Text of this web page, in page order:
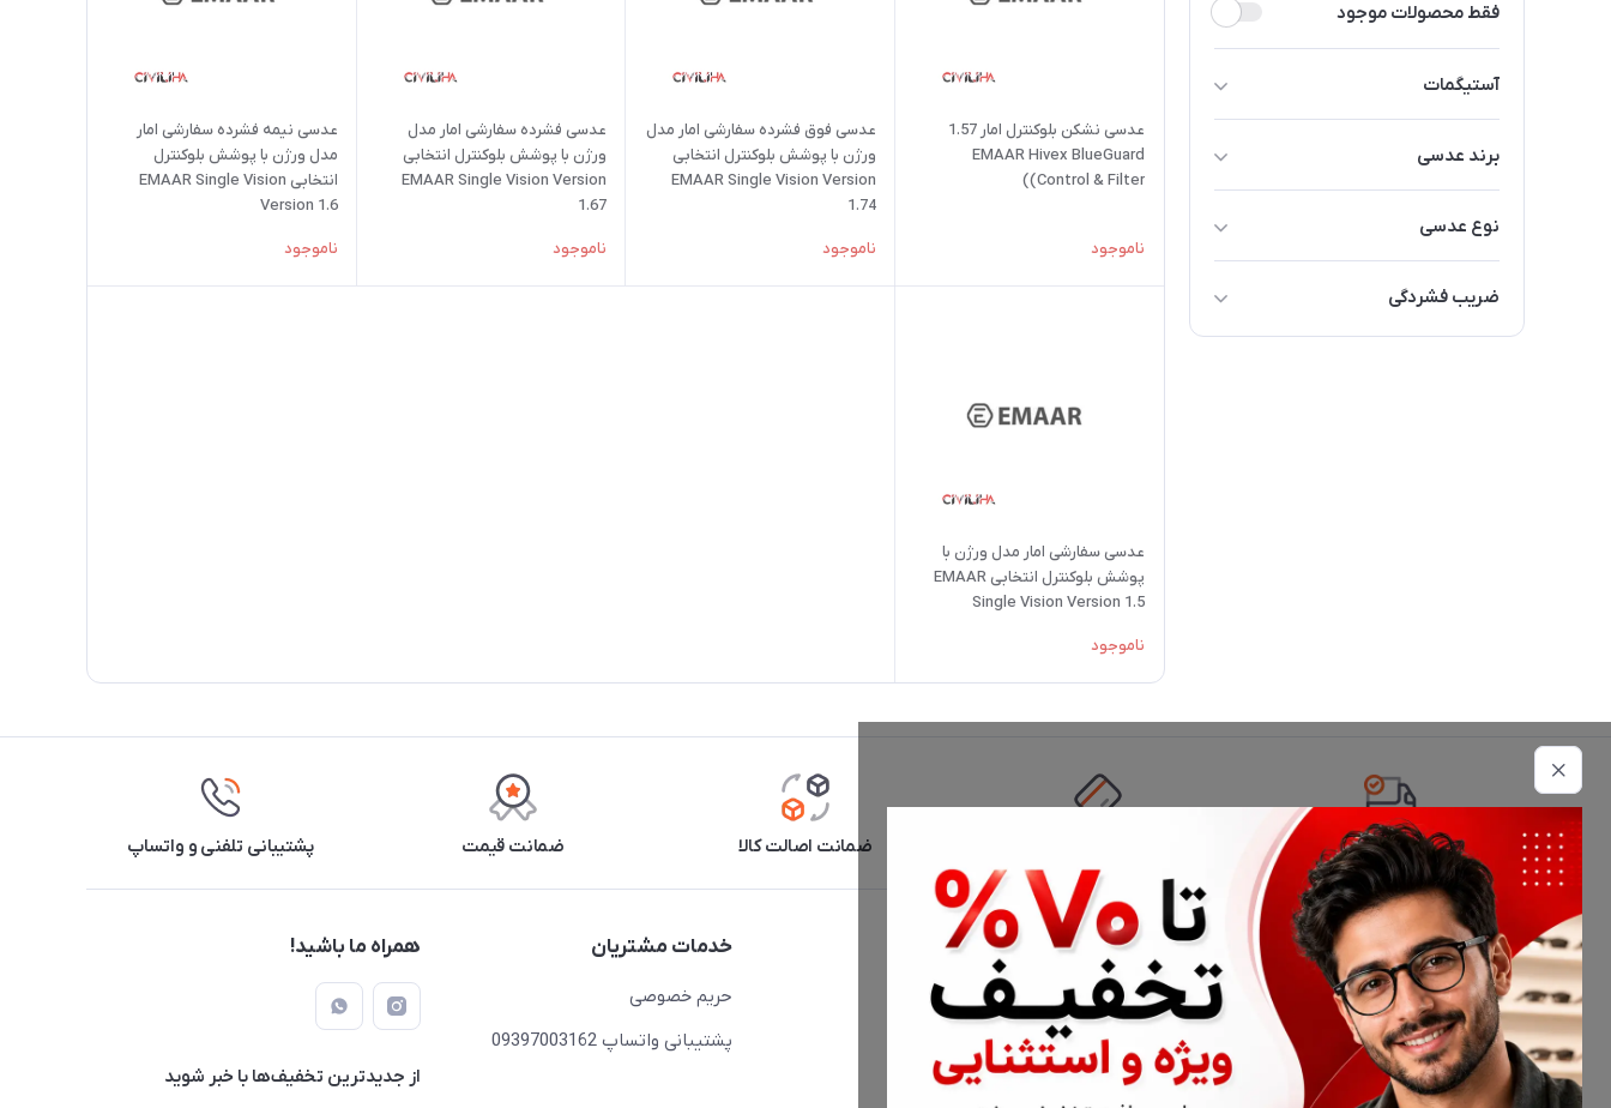
فقط محصولات موجود
آستیگمات
تا 4 نمره
تا 5 نمره
تا 6 نمره
برند عدسی
نوع عدسی
بلوکنترل Blue-Control
ضریب فشردگی
1.5 (معمولی)
عدسی نشکن بلوکنترل امار 1.57
EMAAR Hivex BlueGuard
(Control & Filter)
ناموجود
عدسی فوق فشرده سفارشی امار مدل
ورژن با پوشش بلوکنترل انتخابی
EMAAR Single Vision Version
1.74
ناموجود
عدسی فشرده سفارشی امار مدل
ورژن با پوشش بلوکنترل انتخابی
EMAAR Single Vision Version
1.67
ناموجود
عدسی نیمه فشرده سفارشی امار
مدل ورژن با پوشش بلوکنترل
انتخابی EMAAR Single Vision
Version 1.6
ناموجود
عدسی سفارشی امار مدل ورژن با
پوشش بلوکنترل انتخابی EMAAR
Single Vision Version 1.5
ناموجود
تحویل اکسپرس ضمانت اصالت کالا ضمانت قیمت پشتیبانی تلفنی و واتساپ
اطلاعات تماس
02177116909
info@civiliha.com
ارسال فوری در تهران + ارسال به سراسر کشور
دسترسی سریع
حساب کاربری
مجله فروشگاه
لیست محصولات
خدمات مشتریان
حریم خصوصی
پشتیبانی واتساپ 09397003162
همراه ما باشید!
از جدید‌ترین تخفیف‌ها با‌ خبر شوید